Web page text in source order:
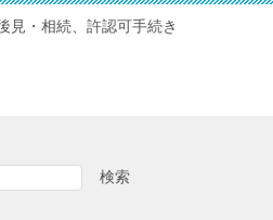
見・相続、許認可手続き
検索